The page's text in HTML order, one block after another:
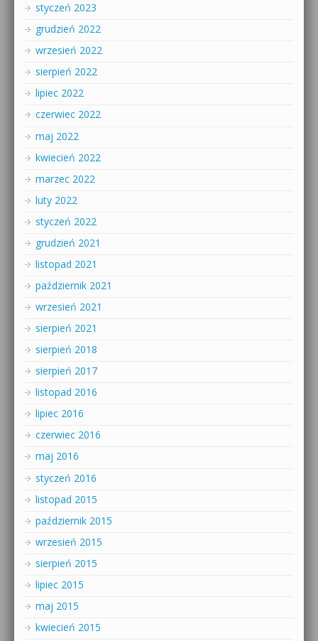
styczeń 2023
grudzień 2022
wrzesień 2022
sierpień 2022
lipiec 2022
czerwiec 2022
maj 2022
kwiecień 2022
marzec 2022
luty 2022
styczeń 2022
grudzień 2021
listopad 2021
październik 2021
wrzesień 2021
sierpień 2021
sierpień 2018
sierpień 2017
listopad 2016
lipiec 2016
czerwiec 2016
maj 2016
styczeń 2016
listopad 2015
październik 2015
wrzesień 2015
sierpień 2015
lipiec 2015
maj 2015
kwiecień 2015